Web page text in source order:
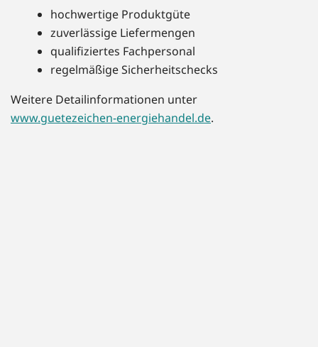
hochwertige Produktgüte
zuverlässige Liefermengen
qualifiziertes Fachpersonal
regelmäßige Sicherheitschecks
Weitere Detailinformationen unter
www.guetezeichen-energiehandel.de.